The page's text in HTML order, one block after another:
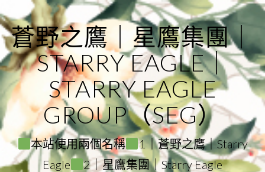
to
content
蒼野之鷹｜星鷹集團｜
STARRY EAGLE｜
STARRY EAGLE
GROUP（SEG）
本站使用兩個名稱
1｜蒼野之鷹｜Starry
Eagle
2｜星鷹集團｜Starry Eagle